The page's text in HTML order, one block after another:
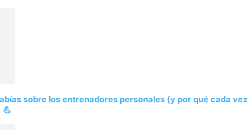
sobre los entrenadores personales (y por qué cada vez